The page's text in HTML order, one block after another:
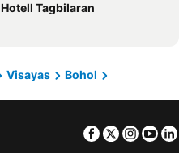
Hotell Tagbilaran
Visayas
Bohol
Facebook
Twitter